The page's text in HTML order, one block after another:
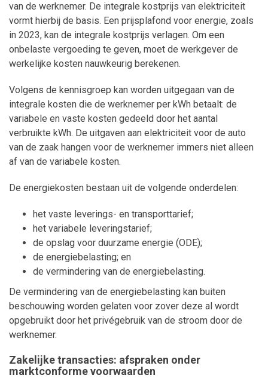
van de werknemer. De integrale kostprijs van elektriciteit
vormt hierbij de basis. Een prijsplafond voor energie, zoals
in 2023, kan de integrale kostprijs verlagen. Om een
onbelaste vergoeding te geven, moet de werkgever de
werkelijke kosten nauwkeurig berekenen.
Volgens de kennisgroep kan worden uitgegaan van de
integrale kosten die de werknemer per kWh betaalt: de
variabele en vaste kosten gedeeld door het aantal
verbruikte kWh. De uitgaven aan elektriciteit voor de auto
van de zaak hangen voor de werknemer immers niet alleen
af van de variabele kosten.
De energiekosten bestaan uit de volgende onderdelen:
het vaste leverings- en transporttarief;
het variabele leveringstarief;
de opslag voor duurzame energie (ODE);
de energiebelasting; en
de vermindering van de energiebelasting.
De vermindering van de energiebelasting kan buiten
beschouwing worden gelaten voor zover deze al wordt
opgebruikt door het privégebruik van de stroom door de
werknemer.
Zakelijke transacties: afspraken onder
marktconforme voorwaarden